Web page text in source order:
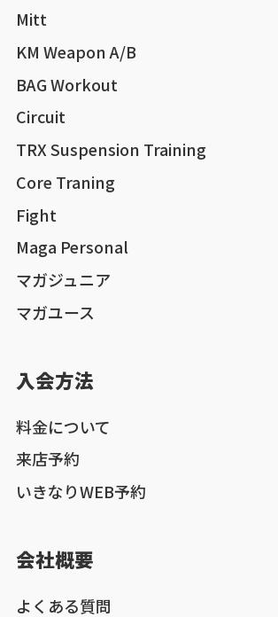
Mitt
KM Weapon A/B
BAG Workout
Circuit
TRX Suspension Training
Core Traning
Fight
Maga Personal
マガジュニア
マガユース
入会方法
料金について
来店予約
いきなりWEB予約
会社概要
よくある質問